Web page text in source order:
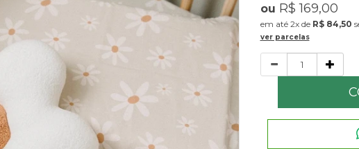
ou R$ 169,00
2xde R$ 84,50
ver parcelas